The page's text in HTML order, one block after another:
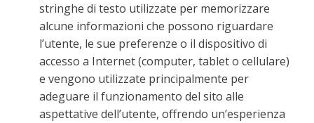
stringhe di testo utilizzate per memorizzare
alcune informazioni che possono riguardare
l’utente, le sue preferenze o il dispositivo di
accesso a Internet (computer, tablet o cellulare)
e vengono utilizzate principalmente per
adeguare il funzionamento del sito alle
aspettative dell’utente, offrendo un’esperienza